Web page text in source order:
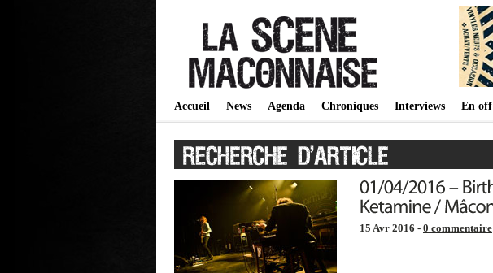
Accueil News Agenda Chroniques Interviews En off
15 Avr 2016 - 0 commentaire